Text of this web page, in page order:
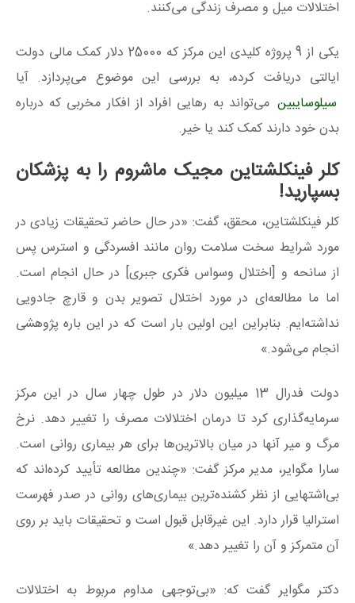
اختلالات میل و مصرف زندگی می‌کنند.
یکی از 9 پروژه کلیدی این مرکز که 25000 دلار کمک مالی دولت
ایالتی دریافت کرده، به بررسی این موضوع می‌پردازد. آیا
سیلوسایبین می‌تواند به رهایی افراد از افکار مخربی که درباره
بدن خود دارند کمک کند یا خیر.
کلر فینکلشتاین مجیک ماشروم را به پزشکان
بسپارید!
کلر فینکلشتاین، محقق، گفت: «در حال حاضر تحقیقات زیادی در
مورد شرایط سخت سلامت روان مانند افسردگی و استرس پس
از سانحه و [اختلال وسواس فکری جبری] در حال انجام است.
اما ما مطالعه‌ای در مورد اختلال تصویر بدن و قارچ جادویی
نداشته‌ایم. بنابراین این اولین بار است که در این باره پژوهشی
انجام می‌شود.»
دولت فدرال 13 میلیون دلار در طول چهار سال در این مرکز
سرمایه‌گذاری کرد تا درمان اختلالات مصرف را تغییر دهد. نرخ
مرگ و میر آنها در میان بالاترین‌ها برای هر بیماری روانی است.
سارا مگوایر، مدیر مرکز گفت: «چندین مطالعه تأیید کرده‌اند که
بی‌اشتهایی از نظر کشنده‌ترین بیماری‌های روانی در صدر فهرست
استرالیا قرار دارد. این غیرقابل قبول است و تحقیقات باید بر روی
آن متمرکز و آن را تغییر دهد.»
دکتر مگوایر گفت که: «بی‌توجهی مداوم مربوط به اختلالات